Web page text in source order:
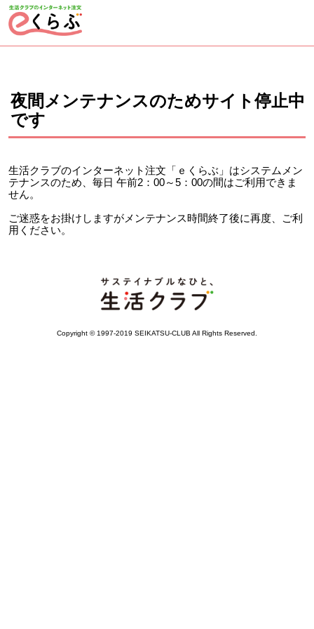
ページの先頭です。
夜間メンテナンスのためサイト停止中
です
生活クラブのインターネット注文「ｅくらぶ」はシステムメン
テナンスのため、毎日 午前2：00～5：00の間はご利用できま
せん。
ご迷惑をお掛けしますがメンテナンス時間終了後に再度、ご利
用ください。
Copyright © 1997-2019 SEIKATSU-CLUB All Rights Reserved.